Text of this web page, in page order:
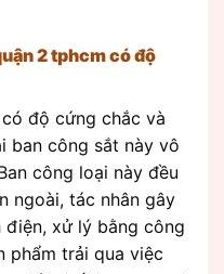
2 tphcm có độ
độ cứng chắc và
ban công sắt này vô
công loại này đều
ngoài, tác nhân gây
xử lý bằng công
phẩm trải qua việc